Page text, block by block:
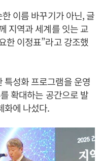
이름 바꾸기가 아닌, 글
지역과 세계를 잇는 교
한 이정표”라고 강조했
특성화 프로그램을 운영
확대하는 공간으로 발
화에 나섰다.